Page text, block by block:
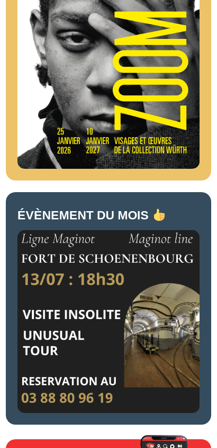
ÉVÈNEMENT DU MOIS